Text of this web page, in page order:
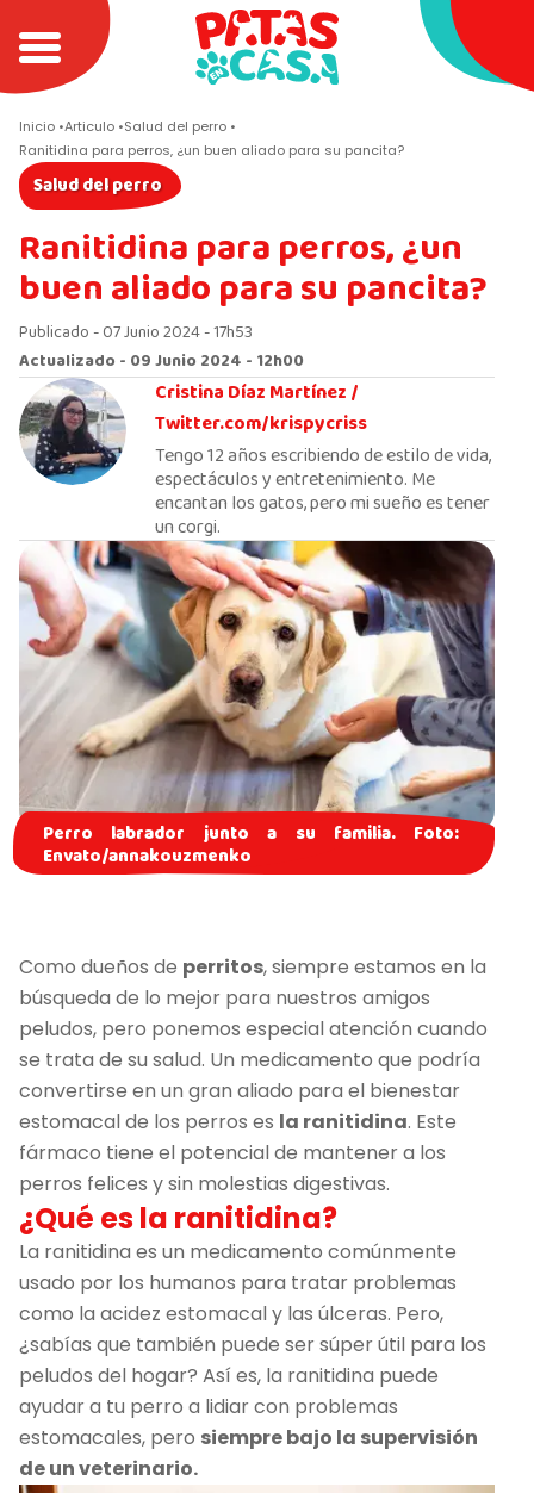
Inicio Articulo Salud del perro
Ranitidina para perros, ¿un buen aliado para su pancita?
Salud del perro
Ranitidina para perros, ¿un
buen aliado para su pancita?
Publicado - 07 Junio 2024 - 17h53
Actualizado - 09 Junio 2024 - 12h00
Cristina Díaz Martínez /
Twitter.com/krispycriss
Tengo 12 años escribiendo de estilo de vida,
espectáculos y entretenimiento. Me
encantan los gatos, pero mi sueño es tener
un corgi.
Perro labrador junto a su familia. Foto:
Envato/annakouzmenko
Como dueños de perritos, siempre estamos en la
búsqueda de lo mejor para nuestros amigos
peludos, pero ponemos especial atención cuando
se trata de su salud. Un medicamento que podría
convertirse en un gran aliado para el bienestar
estomacal de los perros es la ranitidina. Este
fármaco tiene el potencial de mantener a los
perros felices y sin molestias digestivas.
¿Qué es la ranitidina?
La ranitidina es un medicamento comúnmente
usado por los humanos para tratar problemas
como la acidez estomacal y las úlceras. Pero,
¿sabías que también puede ser súper útil para los
peludos del hogar? Así es, la ranitidina puede
ayudar a tu perro a lidiar con problemas
estomacales, pero siempre bajo la supervisión
de un veterinario.